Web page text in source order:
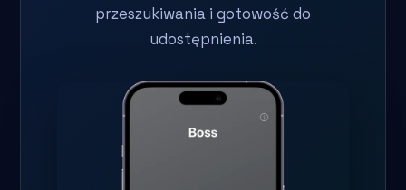
przeszukiwania i gotowość do
udostępnienia.